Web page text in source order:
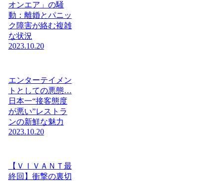
オンエア」の騒
動：離婚とパニッ
ク障害が絡む複雑
な状況
2023.10.20
エンターテイメン
トとしての悪態…
日本一“接客態度
が悪い”レストラ
ンの新鮮な魅力
2023.10.20
【ＶＩＶＡＮＴ最
終回】衝撃の裏切